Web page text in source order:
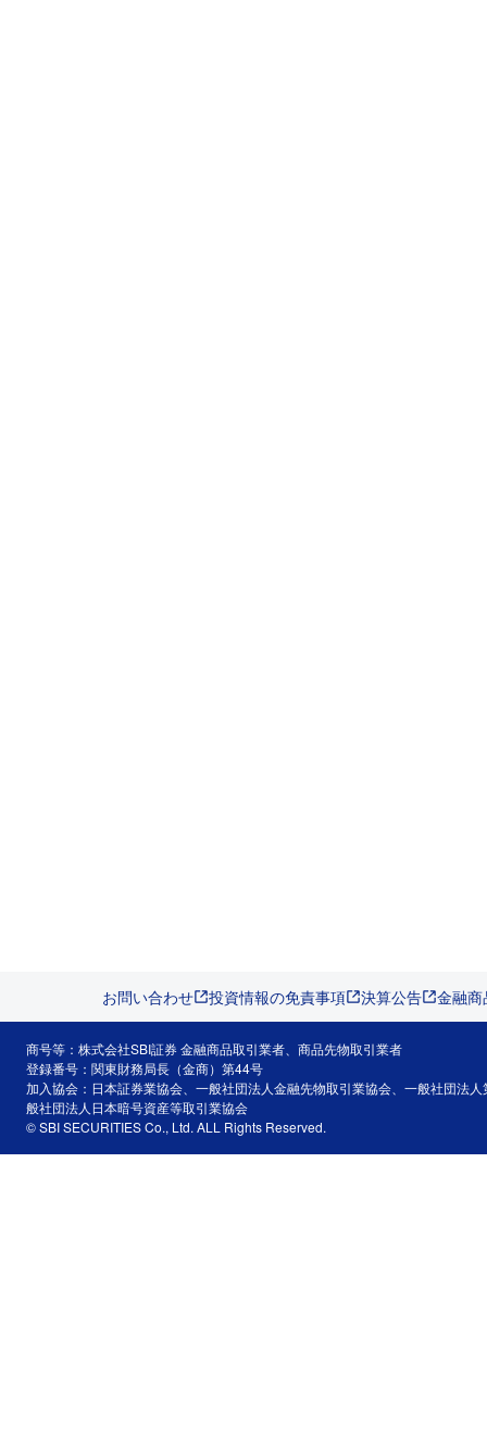
お問い合わせ 投資情報の免責事項 決算公告 金融
商号等：株式会社SBI証券 金融商品取引業者、商品先物取引業者
登録番号：関東財務局長（金商）第44号
加入協会：日本証券業協会、一般社団法人金融先物取引業協会、一般社団法
般社団法人日本暗号資産等取引業協会
© SBI SECURITIES Co., Ltd. ALL Rights Reserved.